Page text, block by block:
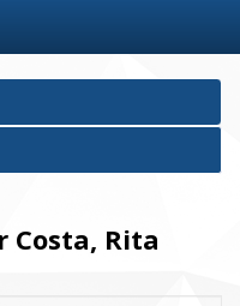
Costa, Rita